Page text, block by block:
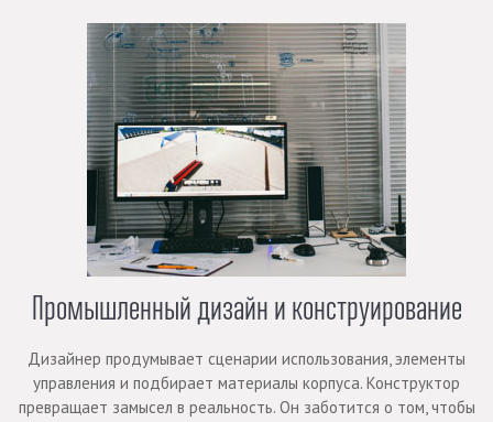
Промышленный дизайн и конструирование
Дизайнер продумывает сценарии использования, элементы
управления и подбирает материалы корпуса. Конструктор
превращает замысел в реальность. Он заботится о том, чтобы